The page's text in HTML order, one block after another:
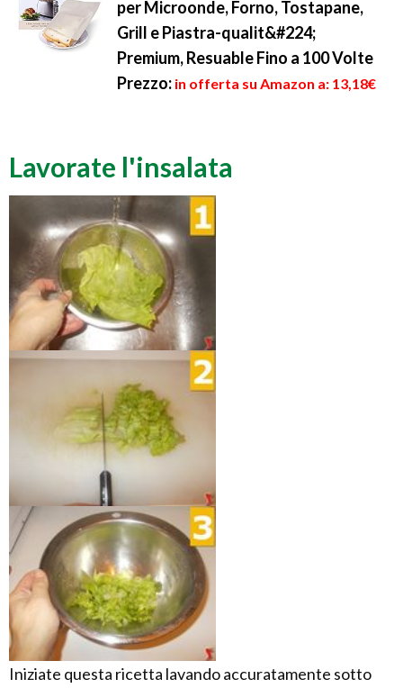
per Microonde, Forno, Tostapane,
Grill e Piastra-qualit&#224;
Premium, Resuable Fino a 100 Volte
Prezzo: in offerta su Amazon a: 13,18€
Lavorate l'insalata
Iniziate questa ricetta lavando accuratamente sotto